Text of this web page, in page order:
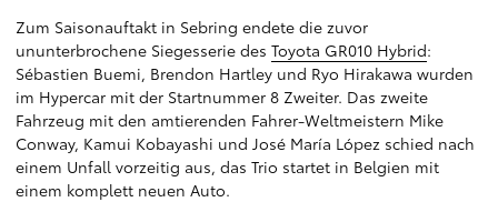
Zum Saisonauftakt in Sebring endete die zuvor
ununterbrochene Siegesserie des Toyota GR010 Hybrid:
Sébastien Buemi, Brendon Hartley und Ryo Hirakawa wurden
im Hypercar mit der Startnummer 8 Zweiter. Das zweite
Fahrzeug mit den amtierenden Fahrer-Weltmeistern Mike
Conway, Kamui Kobayashi und José María López schied nach
einem Unfall vorzeitig aus, das Trio startet in Belgien mit
einem komplett neuen Auto.